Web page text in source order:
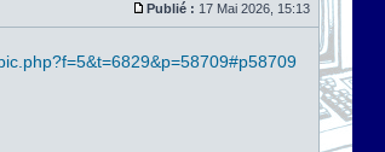
Publié : 17 Mai 2026, 15:13